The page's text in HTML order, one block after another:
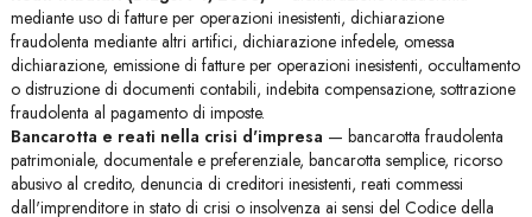
mediante uso di fatture per operazioni inesistenti, dichiarazione
fraudolenta mediante altri artifici, dichiarazione infedele, omessa
dichiarazione, emissione di fatture per operazioni inesistenti, occultamento
o distruzione di documenti contabili, indebita compensazione, sottrazione
fraudolenta al pagamento di imposte.
Bancarotta e reati nella crisi d'impresa — bancarotta fraudolenta
patrimoniale, documentale e preferenziale, bancarotta semplice, ricorso
abusivo al credito, denuncia di creditori inesistenti, reati commessi
dall'imprenditore in stato di crisi o insolvenza ai sensi del Codice della